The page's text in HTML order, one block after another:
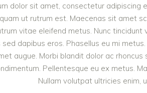
dolor sit amet, consectetur adipiscing
ut rutrum est. Maecenas sit amet
vitae eleifend metus. Nunc
dapibus eros. Phasellus eu mi
augue. Morbi blandit dolor ac
Pellentesque eu ex metus.
Nullam volutpat ultricies enim,